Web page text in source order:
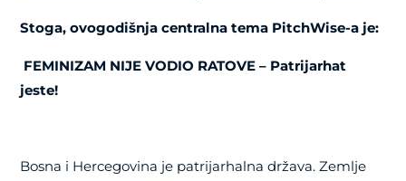
Stoga, ovogodišnja centralna tema PitchWise-a je:
FEMINIZAM NIJE VODIO RATOVE – Patrijarhat
jeste!
Bosna i Hercegovina je patrijarhalna država. Zemlje